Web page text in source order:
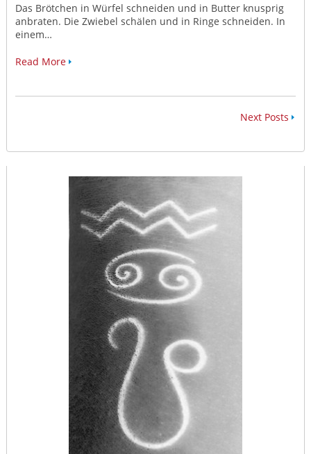
Das Brötchen in Würfel schneiden und in Butter knusprig
anbraten. Die Zwiebel schälen und in Ringe schneiden. In
einem…
Read More
Next Posts